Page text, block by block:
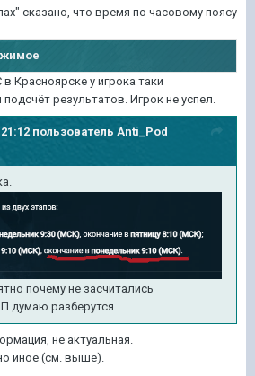
сказано, что время по часовому поясу
Красноярске у игрока таки
подсчёт результатов. Игрок не успел.
пользователь Anti_Pod
почему не засчитались
думаю разберутся.
не актуальная.
иное (см. выше).